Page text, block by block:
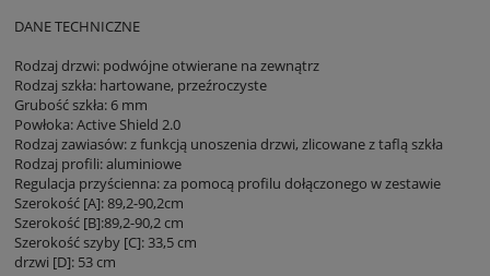
DANE TECHNICZNE
Rodzaj drzwi: podwójne otwierane na zewnątrz
Rodzaj szkła: hartowane, przeźroczyste
Grubość szkła: 6 mm
Powłoka: Active Shield 2.0
Rodzaj zawiasów: z funkcją unoszenia drzwi, zlicowane z taflą szkła
Rodzaj profili: aluminiowe
Regulacja przyścienna: za pomocą profilu dołączonego w zestawie
Szerokość [A]: 89,2-90,2cm
Szerokość [B]:89,2-90,2 cm
Szerokość szyby [C]: 33,5 cm
drzwi [D]: 53 cm